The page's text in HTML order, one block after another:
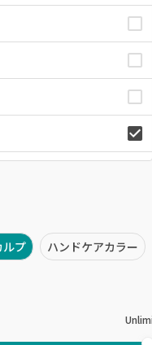
ルプ ハンドケアカラー